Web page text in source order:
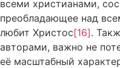
всеми христианами,
преобладающее над
любит Христос[16].
авторами, важно не
её масштабный